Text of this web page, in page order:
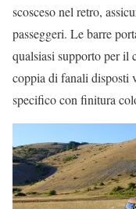
scosceso nel retro,
passeggeri. Le barre
qualsiasi supporto per il
coppia di fanali disposti
specifico con finitura